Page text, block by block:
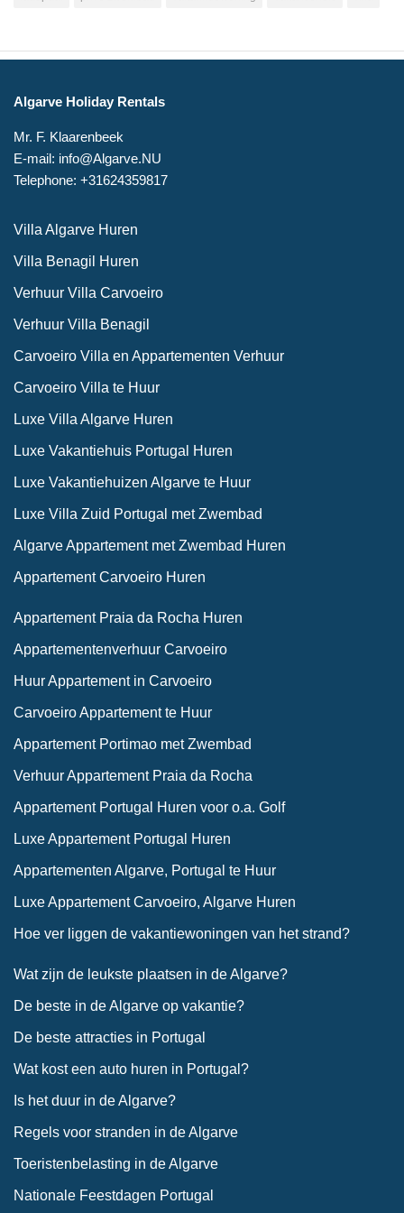
Algarve Holiday Rentals
Mr. F. Klaarenbeek
E-mail: info@Algarve.NU
Telephone: +31624359817
Villa Algarve Huren
Villa Benagil Huren
Verhuur Villa Carvoeiro
Verhuur Villa Benagil
Carvoeiro Villa en Appartementen Verhuur
Carvoeiro Villa te Huur
Luxe Villa Algarve Huren
Luxe Vakantiehuis Portugal Huren
Luxe Vakantiehuizen Algarve te Huur
Luxe Villa Zuid Portugal met Zwembad
Algarve Appartement met Zwembad Huren
Appartement Carvoeiro Huren
Appartement Praia da Rocha Huren
Appartementenverhuur Carvoeiro
Huur Appartement in Carvoeiro
Carvoeiro Appartement te Huur
Appartement Portimao met Zwembad
Verhuur Appartement Praia da Rocha
Appartement Portugal Huren voor o.a. Golf
Luxe Appartement Portugal Huren
Appartementen Algarve, Portugal te Huur
Luxe Appartement Carvoeiro, Algarve Huren
Hoe ver liggen de vakantiewoningen van het strand?
Wat zijn de leukste plaatsen in de Algarve?
De beste in de Algarve op vakantie?
De beste attracties in Portugal
Wat kost een auto huren in Portugal?
Is het duur in de Algarve?
Regels voor stranden in de Algarve
Toeristenbelasting in de Algarve
Nationale Feestdagen Portugal